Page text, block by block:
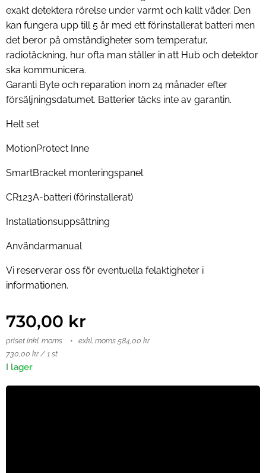
exakt detektera rörelse under varmt och kallt väder. Den
kan fungera upp till 5 år med ett förinstallerat batteri men
det beror på omständigheter som temperatur,
radiotäckning, hur ofta man ställer in att Hub och detektor
ska kommunicera.
Garanti Byte och reparation inom 24 månader efter
försäljningsdatumet. Batterier täcks inte av garantin.
Helt set
MotionProtect Inne
SmartBracket monteringspanel
CR123A-batteri (förinstallerat)
Installationsuppsättning
Användarmanual
Vi reserverar oss för eventuella felaktigheter i
informationen.
730,00 kr
priset inkl. moms
exkl. moms 584,00 kr
730,00 kr / 1 st
I lager